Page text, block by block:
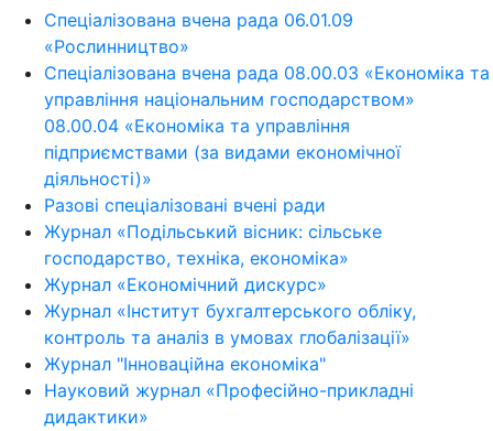
Спеціалізована вчена рада 06.01.09
«Рослинництво»
Спеціалізована вчена рада 08.00.03 «Економіка та
управління національним господарством»
08.00.04 «Економіка та управління
підприємствами (за видами економічної
діяльності)»
Разові спеціалізовані вчені ради
Журнал «Подільський вісник: сільське
господарство, техніка, економіка»
Журнал «Економічний дискурс»
Журнал «Інститут бухгалтерського обліку,
контроль та аналіз в умовах глобалізації»
Журнал "Інноваційна економіка"
Науковий журнал «Професійно-прикладні
дидактики»